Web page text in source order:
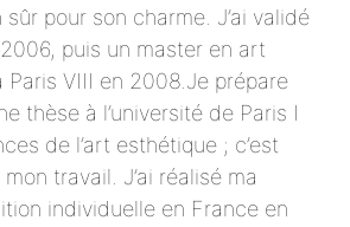
pour son charme. J’ai validé
puis un master en art
Paris VIII en 2008.Je prépare
thèse à l’université de Paris I
de l’art esthétique ; c’est
travail. J’ai réalisé ma
individuelle en France en